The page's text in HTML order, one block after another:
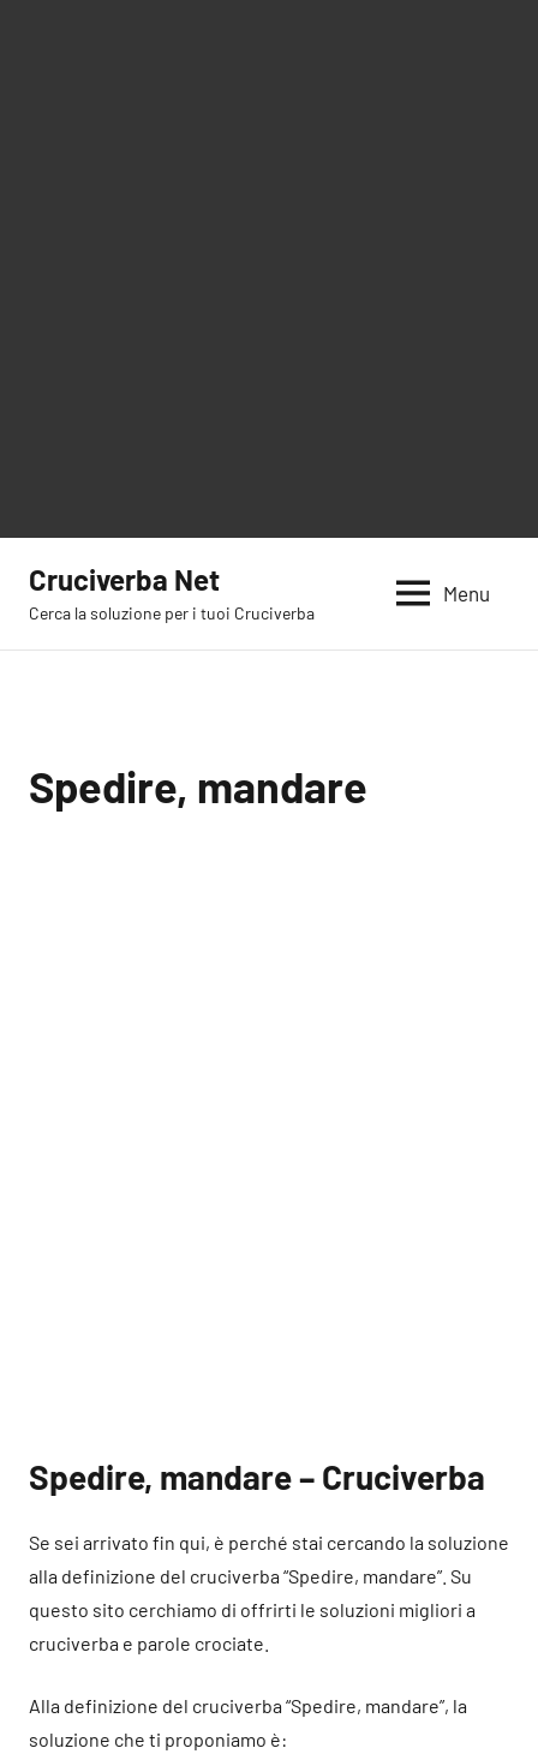
contenuto
Cruciverba Net
Cerca la soluzione per i tuoi Cruciverba
Menu
Spedire, mandare
Spedire, mandare – Cruciverba
Se sei arrivato fin qui, è perché stai cercando la soluzione
alla definizione del cruciverba “Spedire, mandare”. Su
questo sito cerchiamo di offrirti le soluzioni migliori a
cruciverba e parole crociate.
Alla definizione del cruciverba “Spedire, mandare”, la
soluzione che ti proponiamo è: